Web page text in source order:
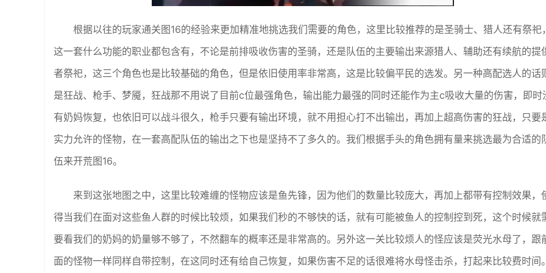
根据以往的玩家通关图16的经验来更加精准地挑选我们需要的角色，这里比较推荐的是圣骑士、猎人还有祭祀，
这一套什么功能的职业都包含有，不论是前排吸收伤害的圣骑，还是队伍的主要输出来源猎人、辅助还有续航的提
者祭祀，这三个角色也是比较基础的角色，但是依旧使用率非常高，这是比较偏平民的选发。另一种高配选人的话
是狂战、枪手、梦魇，狂战那不用说了目前c位最强角色，输出能力最强的同时还能作为主c吸收大量的伤害，即时
有奶妈恢复，也依旧可以战斗很久，枪手只要有输出环境，就不用担心打不出输出，再加上超高伤害的狂战，只要
实力允许的怪物，在一套高配队伍的输出之下也是坚持不了多久的。我们根据手头的角色拥有量来挑选最为合适的
伍来开荒图16。
来到这张地图之中，这里比较难缠的怪物应该是鱼先锋，因为他们的数量比较庞大，再加上都带有控制效果，
得当我们在面对这些鱼人群的时候比较烦，如果我们秒的不够快的话，就有可能被鱼人的控制控到死，这个时候就
要看我们的奶妈的奶量够不够了，不然翻车的概率还是非常高的。另外这一关比较烦人的怪应该是荧光水母了，跟
面的怪物一样同样自带控制，在这同时还有给自己恢复，如果伤害不足的话很难将水母怪击杀，打起来比较费时间。